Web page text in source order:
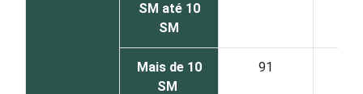
SM até 10
SM
Mais de 10
SM
91